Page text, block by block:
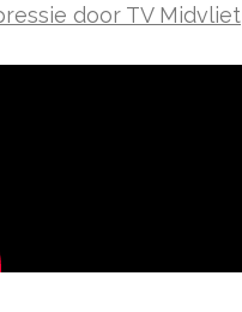
door TV Midvliet